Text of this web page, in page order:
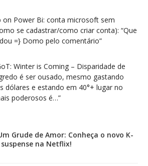
on Power Bi: conta microsoft sem
se cadastrar/como criar conta): “Que
=} Domo pelo comentário”
Winter is Coming – Disparidade de
é ser ousado, mesmo gastando
dólares e estando em 40°+ lugar no
poderosos é…”
Grude de Amor: Conheça o novo K-
na Netflix!